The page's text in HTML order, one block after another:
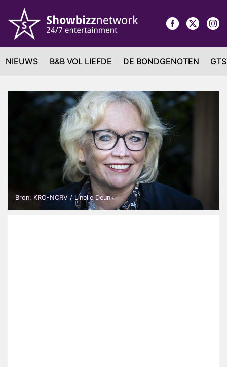
NIEUWS B&B VOL LIEFDE DE BONDGENOTEN
Bron: KRO-NCRV / Linelle Deunk